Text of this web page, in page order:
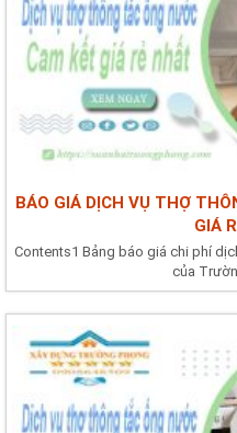
BÁO GIÁ DỊCH VỤ THỢ
GIÁ
Contents1 Bảng báo giá chi phí
của